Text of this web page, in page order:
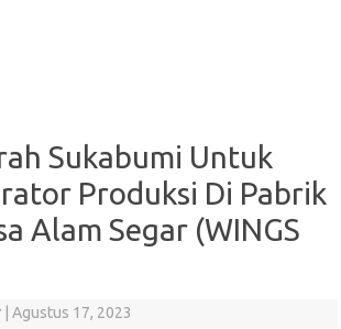
Sukabumi Untuk
Produksi Di Pabrik
Alam Segar (WINGS
Agustus 17, 2023